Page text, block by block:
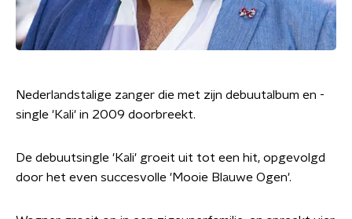
Nederlandstalige zanger die met zijn debuutalbum en -
single 'Kali' in 2009 doorbreekt.
De debuutsingle 'Kali' groeit uit tot een hit, opgevolgd
door het even succesvolle 'Mooie Blauwe Ogen'.